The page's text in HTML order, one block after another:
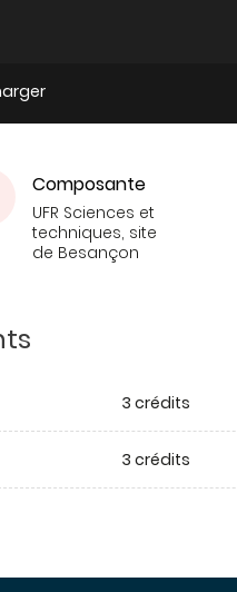
Composante
UFR Sciences et
techniques, site
de Besançon
3 crédits
3 crédits